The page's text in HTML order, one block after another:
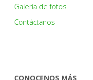
Galería de fotos
Contáctanos
CONOCENOS MÁS